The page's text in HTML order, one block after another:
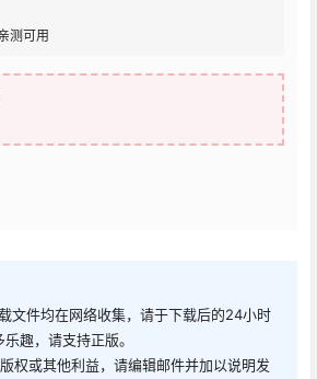
测可用
文件均在网络收集，请于下载后的24小时
趣，请支持正版。
权或其他利益，请编辑邮件并加以说明发